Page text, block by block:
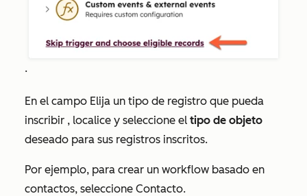
.
En el campo Elija un tipo de registro que pueda
inscribir , localice y seleccione el tipo de objeto
deseado para sus registros inscritos.
Por ejemplo, para crear un workflow basado en
contactos, seleccione Contacto.